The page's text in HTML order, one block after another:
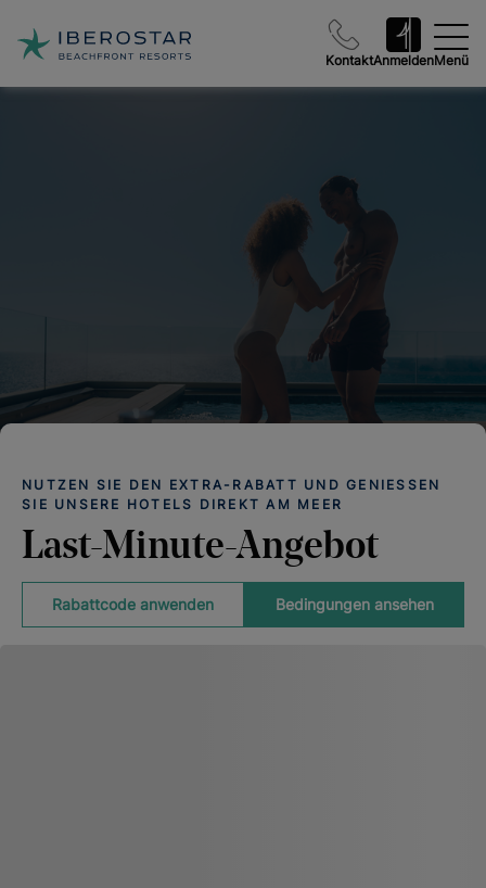
KontaktAnmeldenMenü
NUTZEN SIE DEN EXTRA-RABATT UND GENIESSEN S
IE UNSERE HOTELS DIREKT AM MEER
Last-Minute-Angebot
Bedingungen ansehen
Rabattcode anwenden